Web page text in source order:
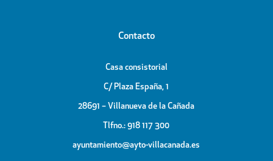
Contacto
Casa consistorial
C/ Plaza España, 1
28691 – Villanueva de la Cañada
Tlfno.: 918 117 300
ayuntamiento@ayto-villacanada.es